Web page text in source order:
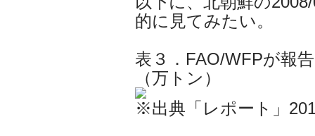
的に見てみたい。
表３．FAO/WFPが報
（万トン）
※出典「レポート」